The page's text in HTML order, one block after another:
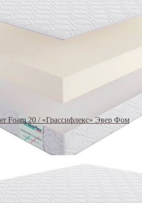
Foam 20 / «Грассифлекс» Эвер Фом